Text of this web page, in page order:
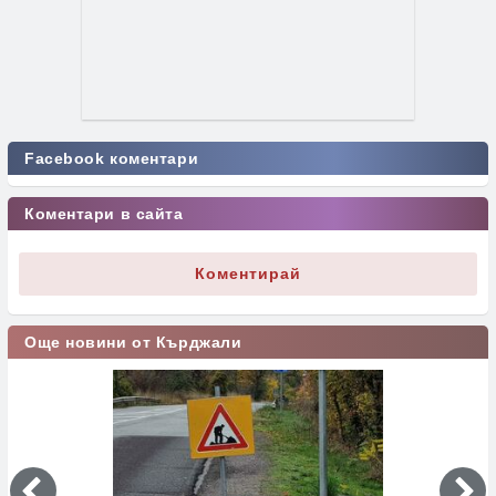
Facebook коментари
Коментари в сайта
Коментирай
Още новини от Кърджали